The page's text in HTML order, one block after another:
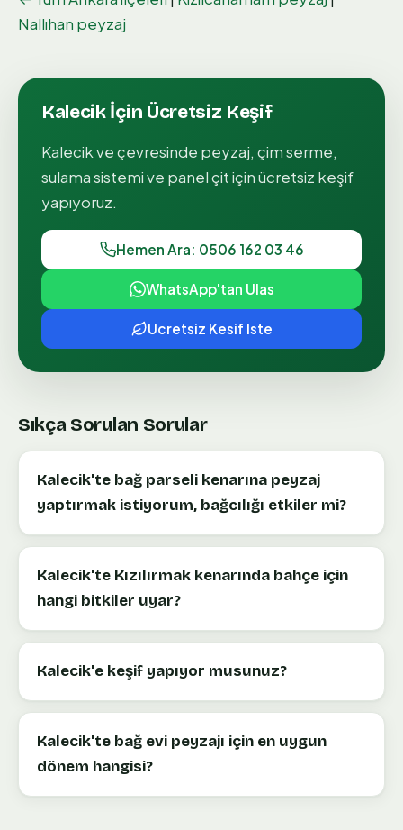
Nallıhan peyzaj
Kalecikİçin Ücretsiz Keşif
Kalecikve çevresinde peyzaj, çim serme,
sulama sistemi ve panel çit için ücretsiz keşif
yapıyoruz.
Hemen Ara: 0506 162 03 46
WhatsApp'tan Ulas
Ucretsiz Kesif Iste
Sıkça Sorulan Sorular
Kalecik'te bağ parseli kenarına peyzaj
yaptırmak istiyorum, bağcılığı etkiler mi?
Kalecik'te Kızılırmak kenarında bahçe için
hangi bitkiler uyar?
Kalecik'e keşif yapıyor musunuz?
Kalecik'te bağ evi peyzajı için en uygun
dönem hangisi?